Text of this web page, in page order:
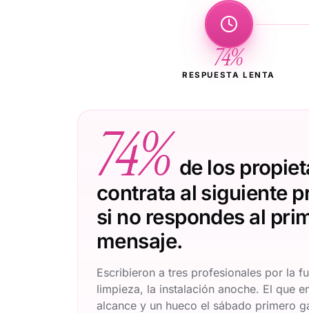
74%
RESPUESTA LENTA
74% de los
contrata al siguiente
si no respondes al
mensaje.
Escribieron a tres profesionales por la
limpieza, la instalación anoche. El que
alcance y un hueco el sábado primero